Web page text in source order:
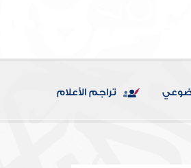
تراجم الأعلام